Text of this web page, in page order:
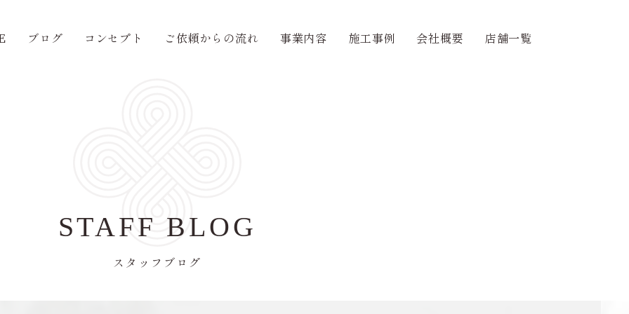
ブログ コンセプト ご依頼からの流れ 事業内容 施工事例 会社概要 店舗一覧
STAFF BLOG
スタッフブログ